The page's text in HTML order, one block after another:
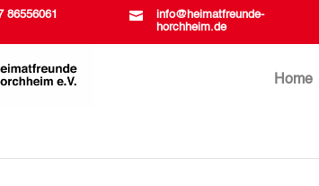
86556061 
info@heimatfreunde-
horchheim.de
Home